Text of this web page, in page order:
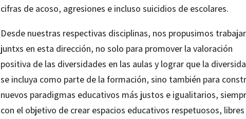
cifras de acoso, agresiones e incluso suicidios de escolares.
Desde nuestras respectivas disciplinas, nos propusimos trabajar
juntxs en esta dirección, no solo para promover la valoración
positiva de las diversidades en las aulas y lograr que la
se incluya como parte de la formación, sino también para
nuevos paradigmas educativos más justos e igualitarios,
con el objetivo de crear espacios educativos respetuosos,